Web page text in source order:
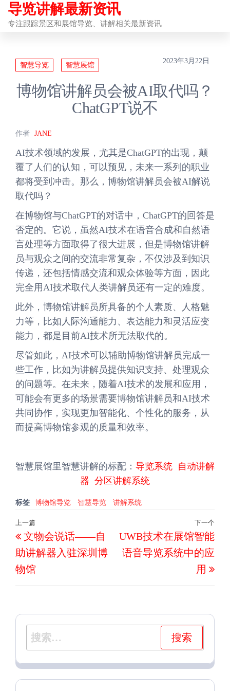
前
往
导览讲解最新资讯
专注跟踪景区和展馆导览、讲解相关最新资讯
智慧导览 智慧展馆
2023年3月22日
博物馆讲解员会被AI取代吗？
ChatGPT说不
作者 JANE
AI技术领域的发展，尤其是ChatGPT的出现，颠
覆了人们的认知，可以预见，未来一系列的职业
都将受到冲击。那么，博物馆讲解员会被AI解说
取代吗？
在博物馆与ChatGPT的对话中，ChatGPT的回答是
否定的。它说，虽然AI技术在语音合成和自然语
言处理等方面取得了很大进展，但是博物馆讲解
员与观众之间的交流非常复杂，不仅涉及到知识
传递，还包括情感交流和观众体验等方面，因此
完全用AI技术取代人类讲解员还有一定的难度。
此外，博物馆讲解员所具备的个人素质、人格魅
力等，比如人际沟通能力、表达能力和灵活应变
能力，都是目前AI技术所无法取代的。
尽管如此，AI技术可以辅助博物馆讲解员完成一
些工作，比如为讲解员提供知识支持、处理观众
的问题等。在未来，随着AI技术的发展和应用，
可能会有更多的场景需要博物馆讲解员和AI技术
共同协作，实现更加智能化、个性化的服务，从
而提高博物馆参观的质量和效率。
智慧展馆里智慧讲解的标配： 导览系统 自动讲解
器 分区讲解系统
标签 博物馆导览 智慧导览 讲解系统
文
章
导
航
上
一
篇
文
上一篇
文物会说话——自
助讲解器入驻深圳博
物馆
下
一
篇
下一个
UWB技术在展馆智能
语音导览系统中的应
用
搜
索：